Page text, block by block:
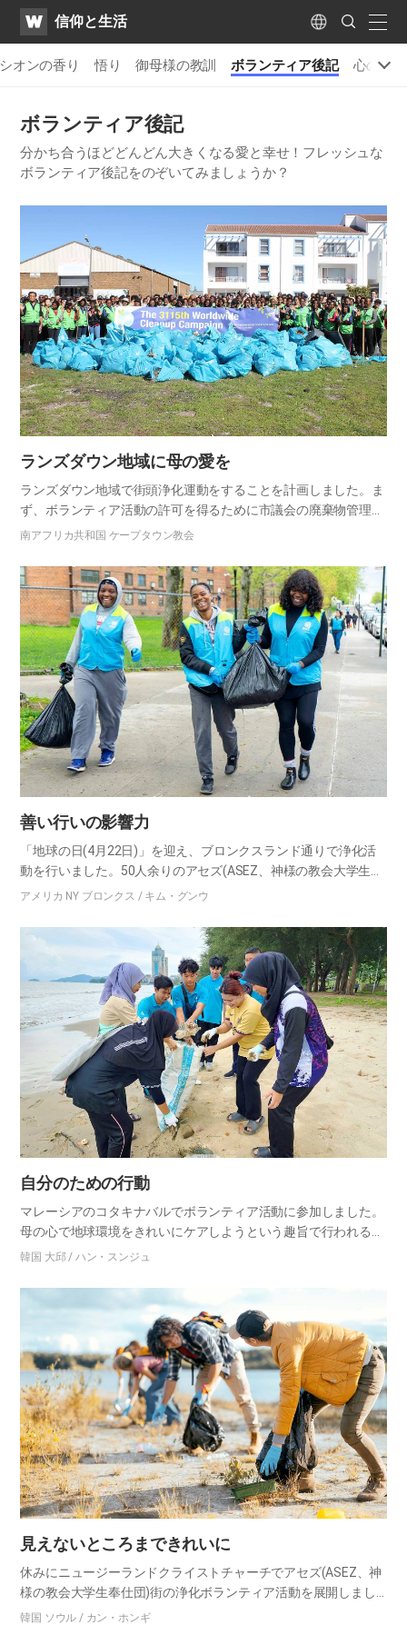
WATV​信仰と生活 Language
Search
Submit
シオンの香り 悟り 御母様の教訓 ボランティア後記 心の剪定
ボランティア後記
分かち合うほどどんどん大きくなる愛と幸せ！フレッシュな
ボランティア後記をのぞいてみましょうか？
ランズダウン地域に母の愛を
ランズダウン地域で街頭浄化運動をすることを計画しました。ま
ず、ボランティア活動の許可を得るために市議会の廃棄物管理部
を訪ねて市議会議員に会いました。簡単に挨拶を交わした後、私
た。視聴…
南アフリカ共和国 ケープタウン教会
善い行いの影響力
「地球の日(4月22日)」を迎え、ブロンクスランド通りで浄化活
動を行いました。50人余りのアセズ(ASEZ、神様の教会大学生奉
仕団)会員の他にも隣人、ニューヨーク州議会関係者など多くの
アメリカ NY ブロンクス / キム・グンウ
自分のための行動
マレーシアのコタキナバルでボランティア活動に参加しました。
母の心で地球環境をきれいにケアしようという趣旨で行われる
「Mother's Street(母の通り)」浄化活動でした。アセズ(ASEZ)の
韓国 大邱 / ハン・スンジュ
見えないところまできれいに
休みにニュージーランドクライストチャーチでアセズ(ASEZ、神
様の教会大学生奉仕団)街の浄化ボランティア活動を展開しまし
た。韓国から来たアセズ会員だけでなく、地域の環境団体の代
韓国 ソウル / カン・ホンギ